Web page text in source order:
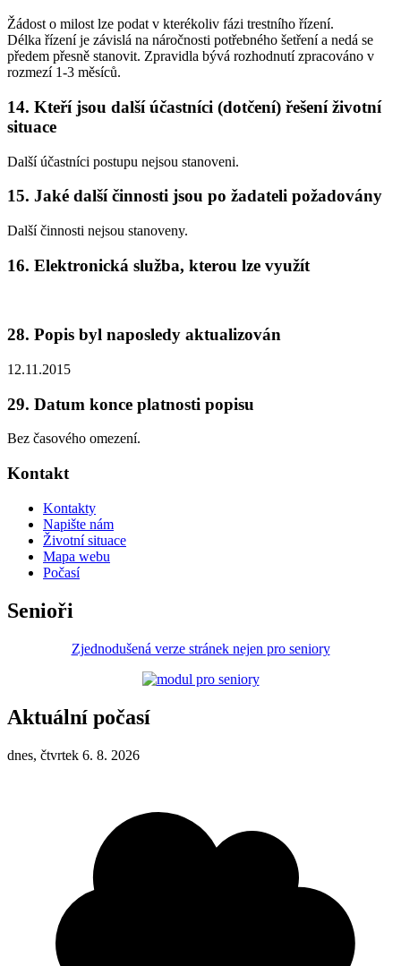
Žádost o milost lze podat v kterékoliv fázi trestního řízení.
Délka řízení je závislá na náročnosti potřebného šetření a nedá se
předem přesně stanovit. Zpravidla bývá rozhodnutí zpracováno v
rozmezí 1-3 měsíců.
14. Kteří jsou další účastníci (dotčení) řešení životní
situace
Další účastníci postupu nejsou stanoveni.
15. Jaké další činnosti jsou po žadateli požadovány
Další činnosti nejsou stanoveny.
16. Elektronická služba, kterou lze využít
28. Popis byl naposledy aktualizován
12.11.2015
29. Datum konce platnosti popisu
Bez časového omezení.
Kontakt
Kontakty
Napište nám
Životní situace
Mapa webu
Počasí
Senioři
Zjednodušená verze stránek nejen pro seniory
Aktuální počasí
dnes, čtvrtek 6. 8. 2026